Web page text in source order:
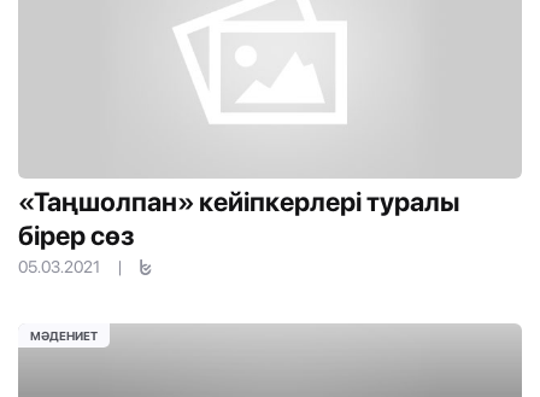
«Таңшолпан» кейіпкерлері туралы
бірер сөз
05.03.2021 |
МӘДЕНИЕТ